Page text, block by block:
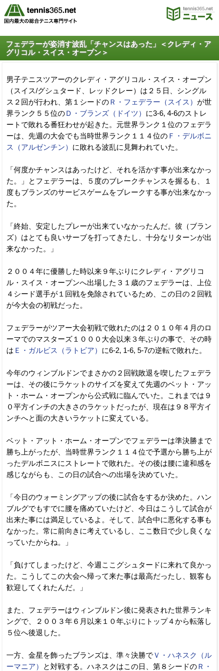
フェデラーが姿消す波乱「チャンスはあった」＜クレディ・ア
グリコル・スイス・オープン＞
男子テニスツアーのクレディ・アグリコル・スイス・オープン
（スイス/グシュタード、レッドクレー）は２５日、シングル
ス２回が行われ、第１シードのＲ・フェデラー（スイス） が世
界ランク５５位のＤ・ブランズ（ドイツ） に3-6, 4-6のストレ
ートで敗れる番狂わせが起きた。元世界ランク１位のフェデラ
ーは、先週の大会でも当時世界ランク１１４位の Ｆ・デルボニ
ス（アルゼンチン） に敗れる波乱に見舞われていた。
「何度かチャンスはあったけど、それを活かす事が出来なかっ
た。」とフェデラーは、５度のブレークチャンスを握るも、１
度もブランズのサービスゲームをブレークする事が出来なかっ
た。
「終始、安定したプレーが出来ていなかったんだ。彼（ブラン
ズ）はとても良いサーブを打ってきたし、十分なリターンが出
来なかった。」
２００４年に優勝した時以来９年ぶりにクレディ・アグリコ
ル・スイス・オープンへ出場した３１歳のフェデラーは、上位
４シード選手が１回戦を免除されているため、この日の２回戦
が今大会の初戦だった。
フェデラーがツアー大会初戦で敗れたのは２０１０年４月のロ
ーマでのマスターズ１０００大会以来３年ぶりの事で、その時
は Ｅ・ガルビス（ラトビア） に6-2, 1-6, 5-7の逆転で敗れた。
今年のウィンブルドンでまさかの２回戦敗退を喫したフェデラ
ーは、その後にラケットのサイズを変えて先週のベット・アッ
ト・ホーム・オープンから公式戦に臨んでいた。これまでは９
０平方インチの大きさのラケットだったが、現在は９８平方イ
ンチへと面の大きいラケットに変えている。
ベット・アット・ホーム・オープンでフェデラーは準決勝まで
勝ち上がったが、当時世界ランク１１４位で予選から勝ち上が
ったデルボニスにストレートで敗れた。その後は腰に違和感を
感じながらも、この日の試合への出場を決めていた。
「今日のウォーミングアップの後に試合をするか決めた。ハン
ブルグでもすでに腰を痛めていたけど、今日はこうして試合が
出来た事には満足しているよ。そして、試合中に悪化する事も
なかった。常に前向きに考えているし、ここ数日で少し良くな
っていたからね。」
「負けてしまったけど、今週ここグシュタードに来れて良かっ
た。こうしてこの大会へ帰って来た事は最高だったし、観客も
歓迎してくれたんだ。」
また、フェデラーはウィンブルドン後に発表された世界ランキ
ングで、２００３年６月以来１０年ぶりにトップ４から転落し
５位へ後退した。
一方、金星を飾ったブランズは、準々決勝でＶ・ハネスク（ル
ーマニア）
と対戦する。ハネスクはこの日、第８シードのＲ・